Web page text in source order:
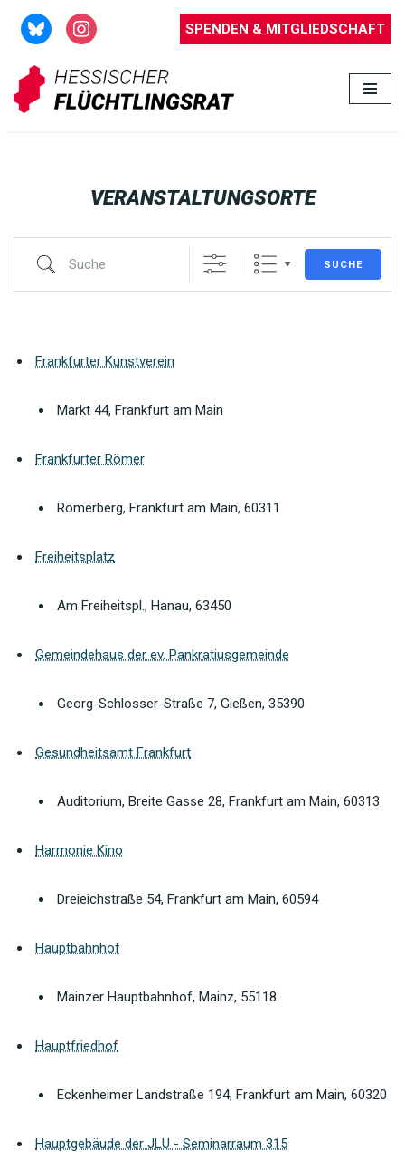
Zum
Inhalt
springen
SPENDEN & MITGLIEDSCHAFT
VERANSTALTUNGSORTE
SUCHE
Frankfurter Kunstverein
Markt 44, Frankfurt am Main
Frankfurter Römer
Römerberg, Frankfurt am Main, 60311
Freiheitsplatz
Am Freiheitspl., Hanau, 63450
Gemeindehaus der ev. Pankratiusgemeinde
Georg-Schlosser-Straße 7, Gießen, 35390
Gesundheitsamt Frankfurt
Auditorium, Breite Gasse 28, Frankfurt am Main, 60313
Harmonie Kino
Dreieichstraße 54, Frankfurt am Main, 60594
Hauptbahnhof
Mainzer Hauptbahnhof, Mainz, 55118
Hauptfriedhof
Eckenheimer Landstraße 194, Frankfurt am Main, 60320
Hauptgebäude der JLU - Seminarraum 315